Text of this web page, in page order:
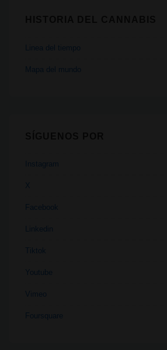
Linea del tiempo
Mapa del mundo
Instagram
X
Facebook
Linkedin
Tiktok
Youtube
Vimeo
Foursquare